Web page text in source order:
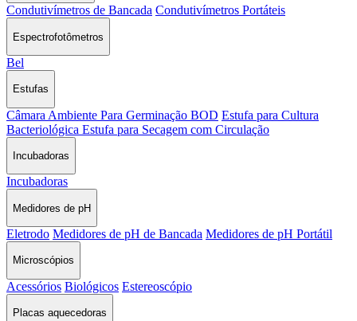
Condutivímetros de Bancada Condutivímetros Portáteis
Espectrofotômetros
Bel
Estufas
Câmara Ambiente Para Germinação BOD Estufa para Cultura
Bacteriológica Estufa para Secagem com Circulação
Incubadoras
Incubadoras
Medidores de pH
Eletrodo Medidores de pH de Bancada Medidores de pH Portátil
Microscópios
Acessórios Biológicos Estereoscópio
Placas aquecedoras